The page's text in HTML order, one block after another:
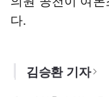
다.
김승환 기자